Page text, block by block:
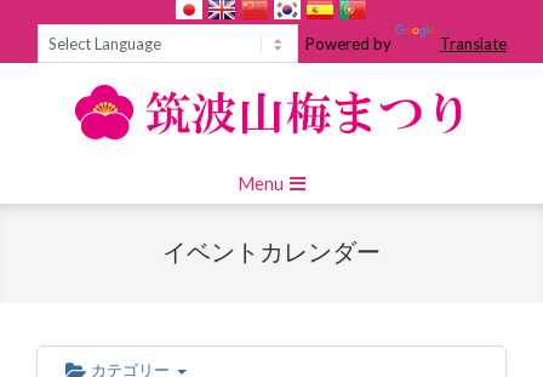
Powered by Translate
Navigation
Menu
イベントカレンダー
カテゴリー